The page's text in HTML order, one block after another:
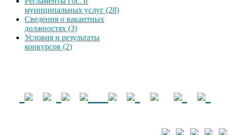
муниципальных услуг (28)
Сведения о вакантных
должностях (3)
Условия и результаты
конкурсов (2)